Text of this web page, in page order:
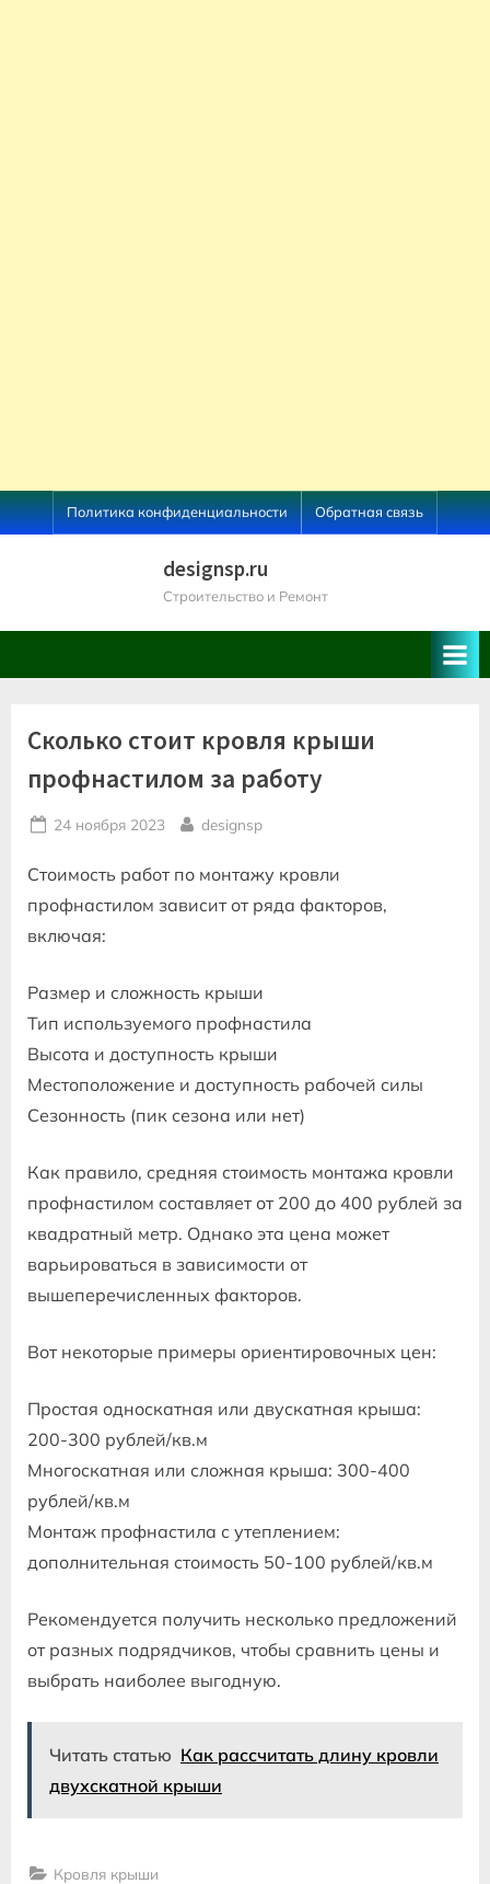
Skip
to
Политика конфиденциальности Обратная связь
designsp.ru
Строительство и Ремонт
Сколько стоит кровля крыши
профнастилом за работу
Posted
24 ноября 2023 By
designsp
Стоимость работ по монтажу кровли
профнастилом зависит от ряда факторов,
включая:
Размер и сложность крыши
Тип используемого профнастила
Высота и доступность крыши
Местоположение и доступность рабочей силы
Сезонность (пик сезона или нет)
Как правило, средняя стоимость монтажа кровли
профнастилом составляет от 200 до 400 рублей за
квадратный метр. Однако эта цена может
варьироваться в зависимости от
вышеперечисленных факторов.
Вот некоторые примеры ориентировочных цен:
Простая односкатная или двускатная крыша:
200-300 рублей/кв.м
Многоскатная или сложная крыша: 300-400
рублей/кв.м
Монтаж профнастила с утеплением:
дополнительная стоимость 50-100 рублей/кв.м
Рекомендуется получить несколько предложений
от разных подрядчиков, чтобы сравнить цены и
выбрать наиболее выгодную.
Читать статью Как рассчитать длину кровли
двухскатной крыши
Кровля крыши